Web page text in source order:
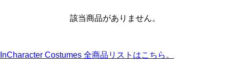
該当商品がありません。
InCharacter Costumes 全商品リストはこちら。